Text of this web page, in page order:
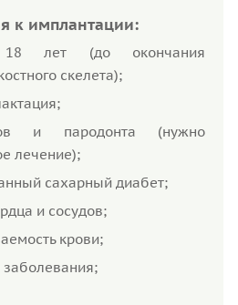
к имплантации:
лет (до окончания
скелета);
и пародонта (нужно
лечение);
сахарный диабет;
и сосудов;
крови;
заболевания;